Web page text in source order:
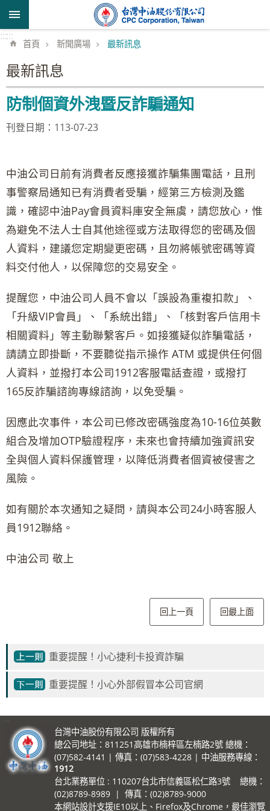
跳到主要內容區塊
::::::
首頁 新聞廣場 最新訊息
最新訊息
防制個資外洩暨反詐騙通知
刊登日期：113-07-23
中油公司日前有消費者反應接獲詐騙集團電話，且刑
事警察局通知已有消費者受騙，經第三方檢測及鑑
識，確認中油Pay會員資料庫安全無虞，請您放心，惟
為避免不法人士自其他途徑或方法取得您的密碼及個
人資料，建議您定期變更密碼，且勿將帳號密碼等資
料交付他人，以保障您的交易安全。
提醒您，中油公司人員不會以「誤設為重複扣款」、
「升級VIP會員」、「系統出錯」、「核對客戶信用卡
相關資料」等主動聯繫客戶。如接獲疑似詐騙電話，
請請立即掛斷，不要聽從指示操作 ATM 或提供任何個
人資料，並撥打本公司1912客服電話查證，或撥打
165反詐騙諮詢專線諮詢，以免受騙。
因應此次事件，本公司已修改密碼強度為10-16位英數
組合及增加OTP驗證程序，未來也會持續加強資訊安
全與個人資料保護管理，以降低消費者個資被侵害之
風險。
如有關於本次通知之疑問，請與本公司24小時客服人
員1912聯絡。
中油公司 敬上
回上一頁 回最上面
重要提醒！小心捷利卡投資詐騙
重要提醒！小心外部假冒本公司官網
台灣中油股份有限公司 版權所有
總公司地址：811251高雄市楠梓區左楠路2號 總機：
(07)582-4141 | 傳真：(07)583-4228 | 中油服務專線：
1912
台北業務單位 : 110207台北市信義區松仁路3號 總機：
(02)8789-8989 | 傳真：(02)8789-9000
本網站設計支援IE10以上、Firefox及Chrome，最佳瀏覽